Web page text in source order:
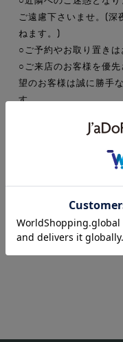
ご遠慮下さいませ。(深
ねます。)
○ご予約やお取り置きは
○ご来店のお客様を優
望のお客様は誠に勝手
す。
その他、何かご不明な
popup adidas
SHOES